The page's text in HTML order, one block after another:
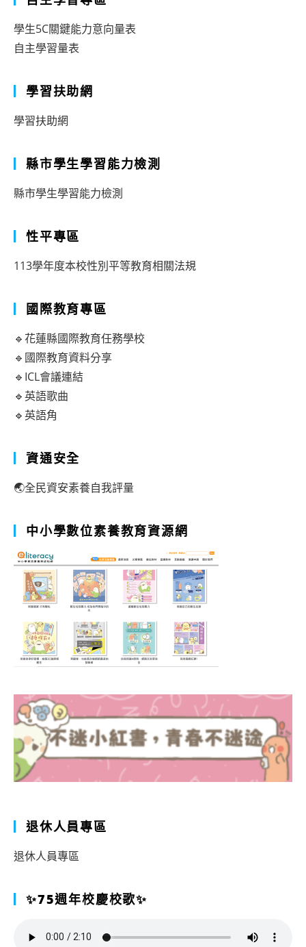
學生5C關鍵能力意向量表
自主學習量表
學習扶助網
學習扶助網
縣市學生學習能力檢測
縣市學生學習能力檢測
性平專區
113學年度本校性別平等教育相關法規
國際教育專區
🔹花蓮縣國際教育任務學校
🔹國際教育資料分享
🔹ICL會議連結
🔹英語歌曲
🔹英語角
資通安全
🌏全民資安素養自我評量
中小學數位素養教育資源網
退休人員專區
退休人員專區
✨75週年校慶校歌✨